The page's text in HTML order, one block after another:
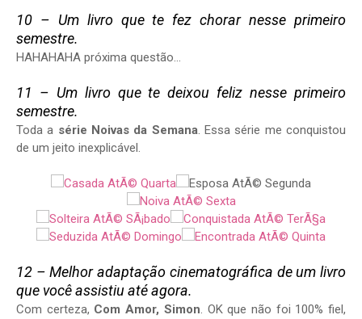
10 – Um livro que te fez chorar nesse primeiro
semestre.
HAHAHAHA próxima questão...
11 – Um livro que te deixou feliz nesse primeiro
semestre.
Toda a série Noivas da Semana. Essa série me conquistou
de um jeito inexplicável.
12 – Melhor adaptação cinematográfica de um livro
que você assistiu até agora.
Com certeza, Com Amor, Simon. OK que não foi 100% fiel,